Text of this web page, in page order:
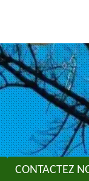
CONTACTEZ